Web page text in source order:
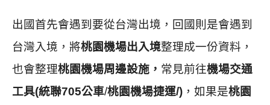
出國首先會遇到要從台灣出境，回國則是會遇到
台灣入境，將桃園機場出入境整理成一份資料，
也會整理桃園機場周邊設施， 常見前往機場交通
工具(統聯705公車/桃園機場捷運/) ，如果是桃園